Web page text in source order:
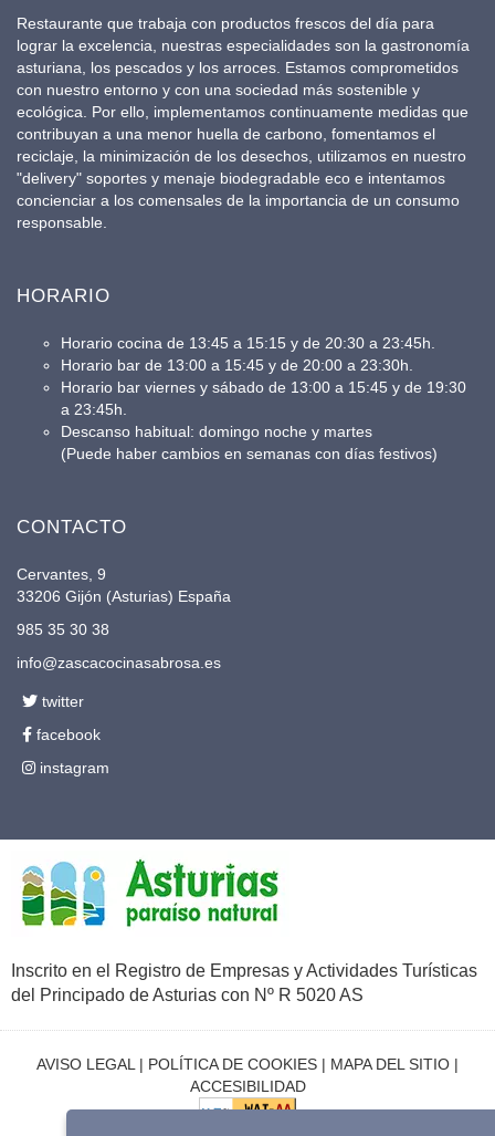
Restaurante que trabaja con productos frescos del día para
lograr la excelencia, nuestras especialidades son la gastronomía
asturiana, los pescados y los arroces. Estamos comprometidos
con nuestro entorno y con una sociedad más sostenible y
ecológica. Por ello, implementamos continuamente medidas que
contribuyan a una menor huella de carbono, fomentamos el
reciclaje, la minimización de los desechos, utilizamos en nuestro
"delivery" soportes y menaje biodegradable eco e intentamos
concienciar a los comensales de la importancia de un consumo
responsable.
HORARIO
Horario cocina de 13:45 a 15:15 y de 20:30 a 23:45h.
Horario bar de 13:00 a 15:45 y de 20:00 a 23:30h.
Horario bar viernes y sábado de 13:00 a 15:45 y de 19:30
a 23:45h.
Descanso habitual: domingo noche y martes
(Puede haber cambios en semanas con días festivos)
CONTACTO
Cervantes, 9
33206 Gijón (Asturias) España
985 35 30 38
info@zascacocinasabrosa.es
twitter
facebook
instagram
Inscrito en el Registro de Empresas y Actividades Turísticas
del Principado de Asturias con Nº R 5020 AS
AVISO LEGAL | POLÍTICA DE COOKIES | MAPA DEL SITIO |
ACCESIBILIDAD